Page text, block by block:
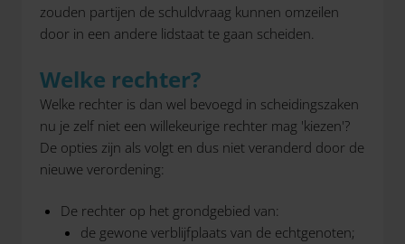
zouden partijen de schuldvraag kunnen omzeilen
door in een andere lidstaat te gaan scheiden.
Welke rechter?
Welke rechter is dan wel bevoegd in scheidingszaken
nu je zelf niet een willekeurige rechter mag 'kiezen'?
De opties zijn als volgt en dus niet veranderd door de
nieuwe verordening:
De rechter op het grondgebied van:
de gewone verblijfplaats van de echtgenoten;